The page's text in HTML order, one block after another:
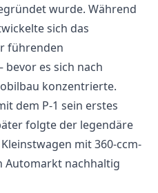
wurde. Während
sich das
führenden
bevor es sich nach
konzentrierte.
dem P-1 sein erstes
folgte der legendäre
mit 360-ccm-
Automarkt nachhaltig